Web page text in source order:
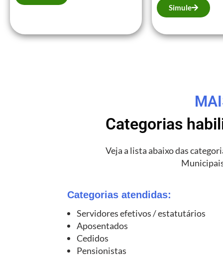
Simule
Categorias
Veja a lista abaixo das
Categorias atendidas:
Servidores efetivos / estatutários
Aposentados
Cedidos
Pensionistas